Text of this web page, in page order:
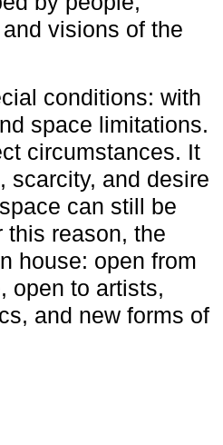
visions of the
conditions: with
space limitations.
circumstances. It
scarcity, and desire
can still be
this reason, the
house: open from
open to artists,
and new forms of